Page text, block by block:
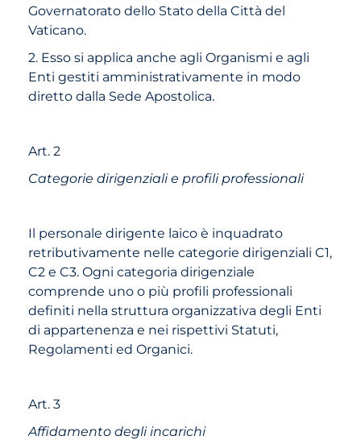
Governatorato dello Stato della Città del
Vaticano.
2. Esso si applica anche agli Organismi e agli
Enti gestiti amministrativamente in modo
diretto dalla Sede Apostolica.
Art. 2
Categorie dirigenziali e profili professionali
Il personale dirigente laico è inquadrato
retributivamente nelle categorie dirigenziali C1,
C2 e C3. Ogni categoria dirigenziale
comprende uno o più profili professionali
definiti nella struttura organizzativa degli Enti
di appartenenza e nei rispettivi Statuti,
Regolamenti ed Organici.
Art. 3
Affidamento degli incarichi